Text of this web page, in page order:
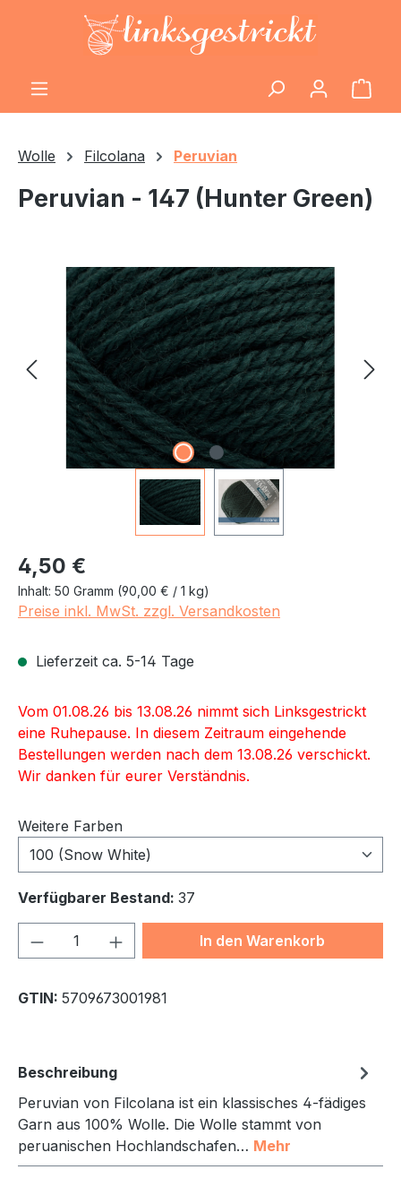
Zum Hauptinhalt springen
Wolle Filcolana Peruvian
Peruvian - 147 (Hunter Green)
Bildergalerie überspringen
Regulärer Preis:
4,50 €
Inhalt: 50 Gramm (90,00 € / 1 kg)
Preise inkl. MwSt. zzgl. Versandkosten
Lieferzeit ca. 5-14 Tage
Vom 01.08.26 bis 13.08.26 nimmt sich Linksgestrickt
eine Ruhepause. In diesem Zeitraum eingehende
Bestellungen werden nach dem 13.08.26 verschickt.
Wir danken für eurer Verständnis.
Weitere Farben
100 (Snow White)
Verfügbarer Bestand: 37
Produkt Anzahl: Gib denIn den Warenkorb
GTIN: 5709673001981
Beschreibung
Peruvian von Filcolana ist ein klassisches 4-fädiges
Garn aus 100% Wolle. Die Wolle stammt von
peruanischen Hochlandschafen… Mehr